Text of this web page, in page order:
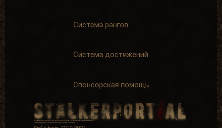
Система рангов
Система достижений
Спонсорская помощь